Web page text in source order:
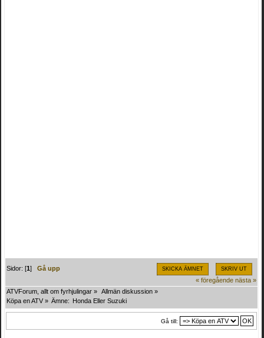
SKICKA ÄMNET SKRIV UT
Sidor: [1]Gå upp
« föregående nästa »
ATVForum, allt om fyrhjulingar » Allmän diskussion »
Köpa en ATV » Ämne: Honda Eller Suzuki
Gå till: